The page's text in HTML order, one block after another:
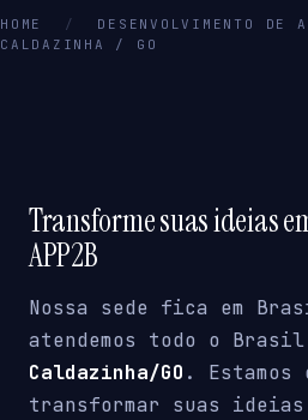
HOME /
DESENVOLVIMENTO DE
CALDAZINHA / GO
Transforme suas ideias
APP2B
Nossa sede fica em
atendemos todo o
Caldazinha/GO . Estamos
transformar suas